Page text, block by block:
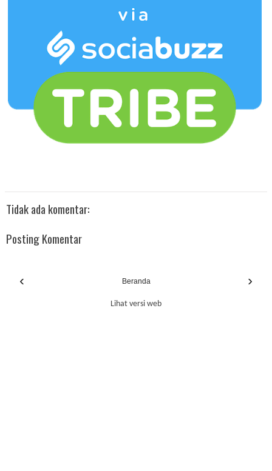
Tidak ada komentar:
Posting Komentar
‹ ›
Beranda
Lihat versi web